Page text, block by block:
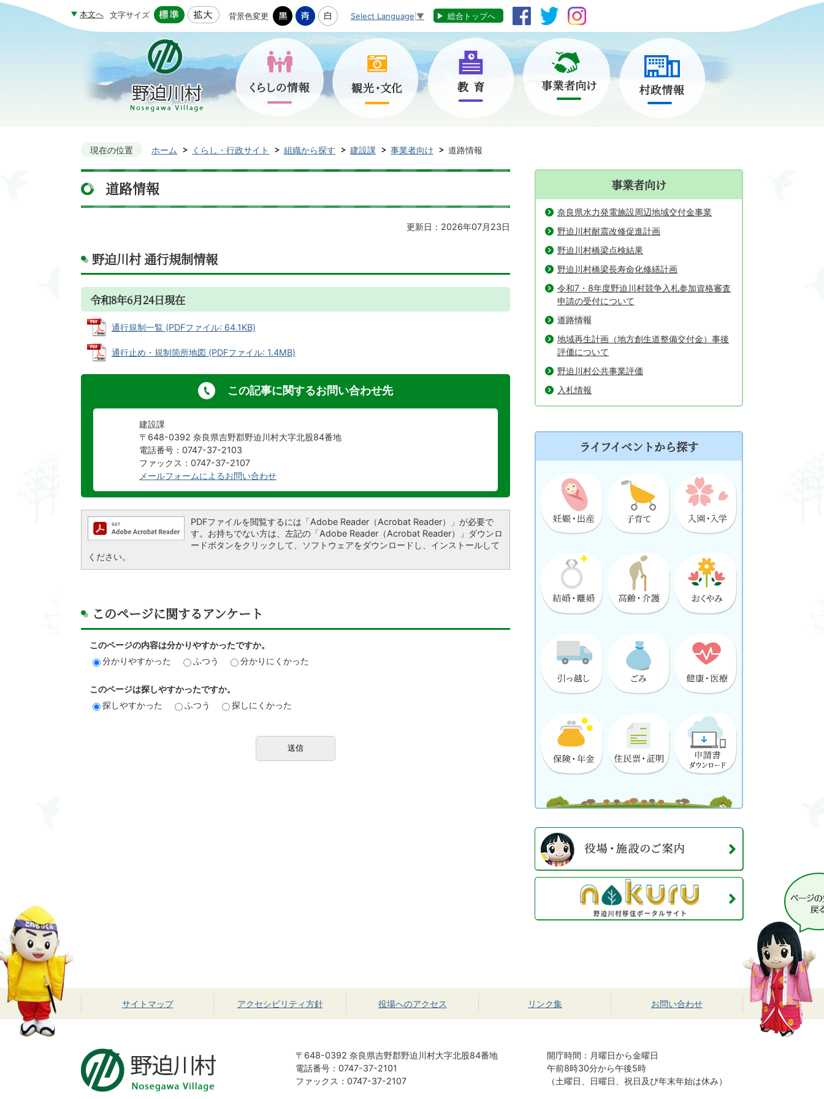
本文へ 文字サイズ 背景色変更 Select Language ▼ 総合トップへ
現在の位置 ホーム くらし・行政サイト 組織から探す 建設課 事業者向け 道路情報
道路情報
更新日：2026年07月23日
野迫川村 通行規制情報
令和8年6月24日現在
通行規制一覧 (PDFファイル: 64.1KB)
通行止め・規制箇所地図 (PDFファイル: 1.4MB)
この記事に関するお問い合わせ先
建設課
〒648-0392 奈良県吉野郡野迫川村大字北股84番地
電話番号：0747-37-2103
ファックス：0747-37-2107
メールフォームによるお問い合わせ
PDFファイルを閲覧するには「Adobe Reader（Acrobat Reader）」が必要で
す。お持ちでない方は、左記の「Adobe Reader（Acrobat Reader）」ダウンロ
ードボタンをクリックして、ソフトウェアをダウンロードし、インストールして
ください。
このページに関するアンケート
このページの内容は分かりやすかったですか。
分かりやすかった
ふつう 分かりにくかった
このページは探しやすかったですか。
探しやすかった
ふつう 探しにくかった
事業者向け
奈良県水力発電施設周辺地域交付金事業
野迫川村耐震改修促進計画
野迫川村橋梁点検結果
野迫川村橋梁長寿命化修繕計画
令和7・8年度野迫川村競争入札参加資格審査
申請の受付について
道路情報
地域再生計画（地方創生道整備交付金）事後
評価について
野迫川村公共事業評価
入札情報
ライフイベントから探す
サイトマップ アクセシビリティ方針 役場へのアクセス リンク集 お問い合わせ
〒648-0392 奈良県吉野郡野迫川村大字北股84番地
電話番号：0747-37-2101
ファックス：0747-37-2107
開庁時間：月曜日から金曜日
午前8時30分から午後5時
（土曜日、日曜日、祝日及び年末年始は休み）